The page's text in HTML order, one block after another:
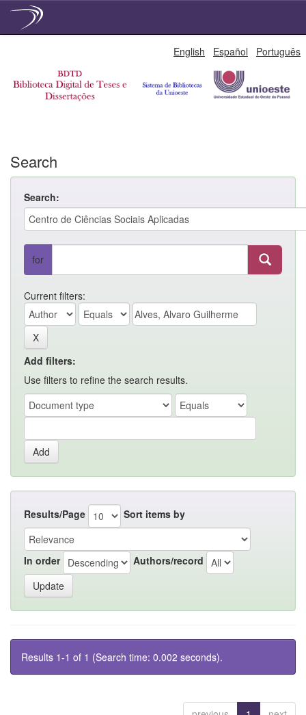
English Español Português
Search
Search:
for
Current filters:
Add filters:
Use filters to refine the search results.
Results/Page Sort items by
In order Authors/record
Results 1-1 of 1 (Search time: 0.002 seconds).